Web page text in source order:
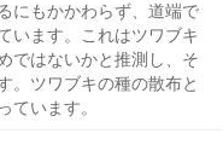
にもかかわらず、道端で
います。これはツワブキ
ではないかと推測し、そ
。ツワブキの種の散布と
ています。